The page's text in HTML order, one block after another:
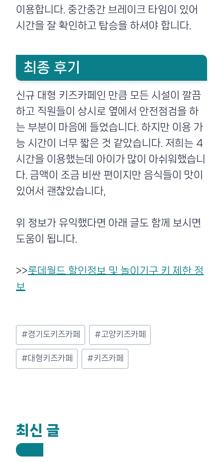
이용합니다. 중간중간 브레이크 타임이 있어
시간을 잘 확인하고 탑승을 하셔야 합니다.
최종 후기
신규 대형 키즈카페인 만큼 모든 시설이 깔끔
하고 직원들이 상시로 옆에서 안전점검을 하
는 부분이 마음에 들었습니다. 하지만 이용 가
능 시간이 너무 짧은 것 같았습니다. 저희는 4
시간을 이용했는데 아이가 많이 아쉬워했습니
다. 금액이 조금 비싼 편이지만 음식들이 맛이
있어서 괜찮았습니다,
위 정보가 유익했다면 아래 글도 함께 보시면
도움이 됩니다.
>>롯데월드 할인정보 및 놀이기구 키 제한 정
보
Post
Tags:
#경기도키즈카페 #고양키즈카페
#대형키즈카페 #키즈카페
최신 글